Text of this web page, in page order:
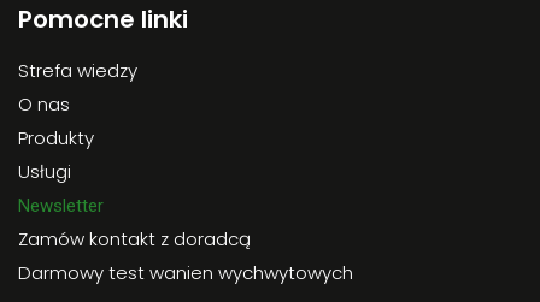
Pomocne linki
Strefa wiedzy
O nas
Produkty
Usługi
Newsletter
Zamów kontakt z doradcą
Darmowy test wanien wychwytowych